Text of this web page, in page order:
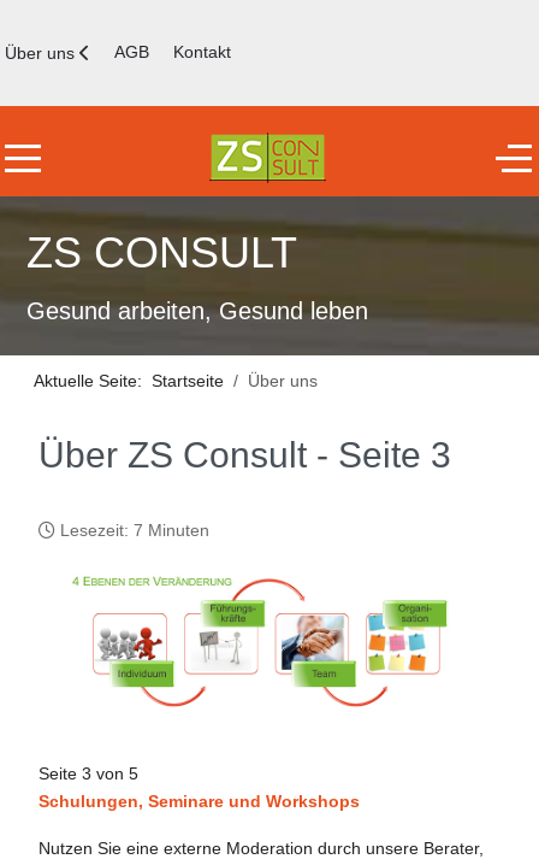
Über uns AGB Kontakt
Mobile Menu Toggle
ZS CONSULT
Gesund arbeiten, Gesund leben
Aktuelle Seite:Startseite Über uns
Über ZS Consult - Seite 3
Lesezeit: 7 Minuten
Seite 3 von 5
Schulungen, Seminare und Workshops
Nutzen Sie eine externe Moderation durch unsere Berater,